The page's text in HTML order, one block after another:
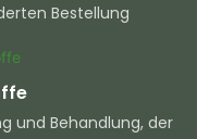
Bestellung
und Behandlung, der